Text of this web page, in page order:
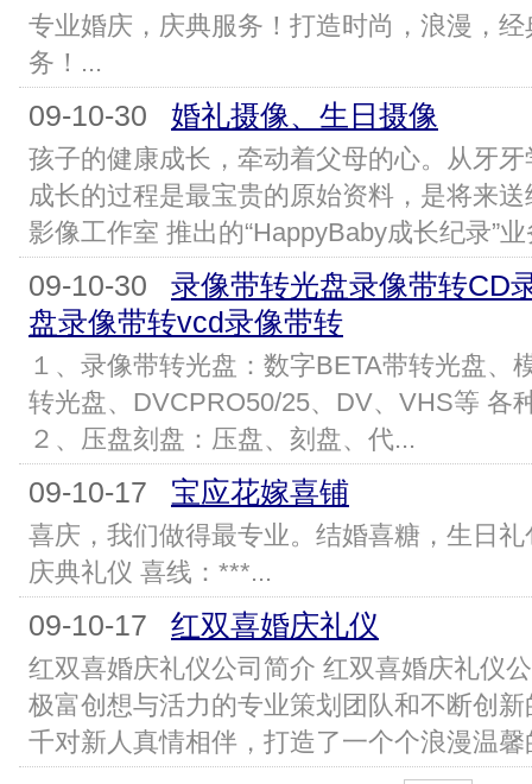
专业婚庆，庆典服务！打造时尚，浪漫，
务！...
09-10-30 婚礼摄像、生日摄像
孩子的健康成长，牵动着父母的心。从牙
成长的过程是最宝贵的原始资料，是将来
影像工作室 推出的“HappyBaby成长纪录”
09-10-30
录像带转光盘录像带转CD
盘录像带转vcd录像带转
１、录像带转光盘：数字BETA带转光盘、
转光盘、DVCPRO50/25、DV、VHS等 各
２、压盘刻盘：压盘、刻盘、代...
09-10-17 宝应花嫁喜铺
喜庆，我们做得最专业。结婚喜糖，生日
庆典礼仪 喜线：***...
09-10-17 红双喜婚庆礼仪
红双喜婚庆礼仪公司简介 红双喜婚庆礼仪
极富创想与活力的专业策划团队和不断创
千对新人真情相伴，打造了一个个浪漫温